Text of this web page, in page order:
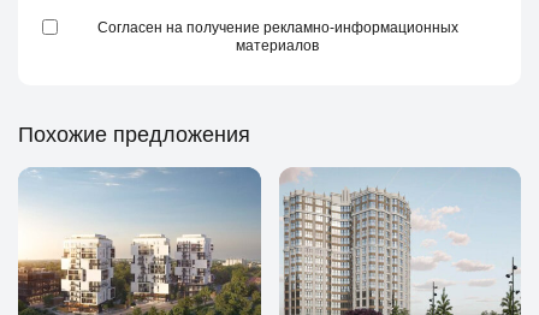
Согласен на получение рекламно-информационных
материалов
Похожие предложения